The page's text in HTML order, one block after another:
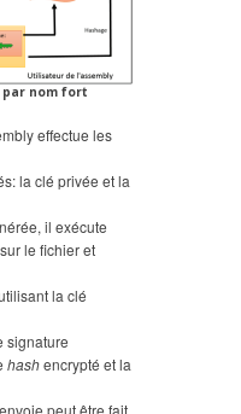
par nom fort
effectue les
la clé privée et la
il exécute
le fichier et
la clé
signature
hashencrypté et la